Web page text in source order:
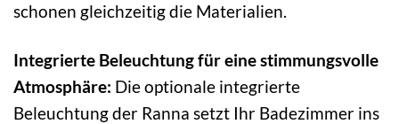
schonen gleichzeitig die Materialien.
Integrierte Beleuchtung für eine stimmungsvolle
Atmosphäre: Die optionale integrierte
Beleuchtung der Ranna setzt Ihr Badezimmer ins